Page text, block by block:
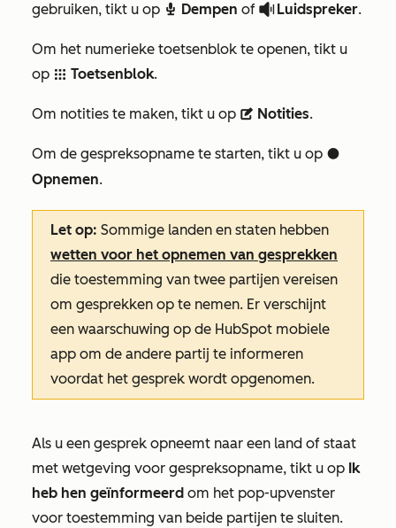
gebruiken, tikt u op record Dempen of volumeUp Luidspreker.
Om het numerieke toetsenblok te openen, tikt u
op grid Toetsenblok.
Om notities te maken, tikt u op description Notities.
Om de gespreksopname te starten, tikt u op circleFilled
Opnemen.
Let op: Sommige landen en staten hebben
wetten voor het opnemen van gesprekken
die toestemming van twee partijen vereisen
om gesprekken op te nemen. Er verschijnt
een waarschuwing op de HubSpot mobiele
app om de andere partij te informeren
voordat het gesprek wordt opgenomen.
Als u een gesprek opneemt naar een land of staat
met wetgeving voor gespreksopname, tikt u op Ik
heb hen geïnformeerd om het pop-upvenster
voor toestemming van beide partijen te sluiten.